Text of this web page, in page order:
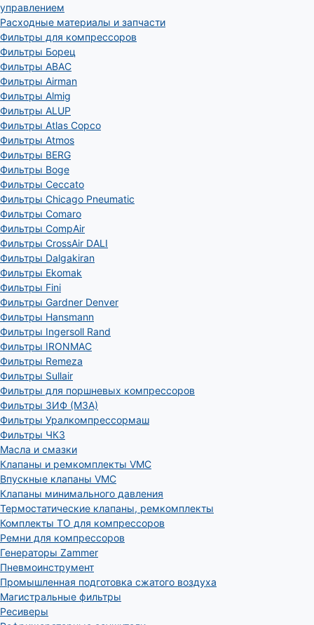
управлением
Расходные материалы и запчасти
Фильтры для компрессоров
Фильтры Борец
Фильтры ABAC
Фильтры Airman
Фильтры Almig
Фильтры ALUP
Фильтры Atlas Copco
Фильтры Atmos
Фильтры BERG
Фильтры Boge
Фильтры Ceccato
Фильтры Chicago Pneumatic
Фильтры Comaro
Фильтры CompAir
Фильтры CrossAir DALI
Фильтры Dalgakiran
Фильтры Ekomak
Фильтры Fini
Фильтры Gardner Denver
Фильтры Hansmann
Фильтры Ingersoll Rand
Фильтры IRONMAC
Фильтры Remeza
Фильтры Sullair
Фильтры для поршневых компрессоров
Фильтры ЗИФ (МЗА)
Фильтры Уралкомпрессормаш
Фильтры ЧКЗ
Масла и смазки
Клапаны и ремкомплекты VMC
Впускные клапаны VMC
Клапаны минимального давления
Термостатические клапаны, ремкомплекты
Комплекты ТО для компрессоров
Ремни для компрессоров
Генераторы Zammer
Пневмоинструмент
Промышленная подготовка сжатого воздуха
Магистральные фильтры
Ресиверы